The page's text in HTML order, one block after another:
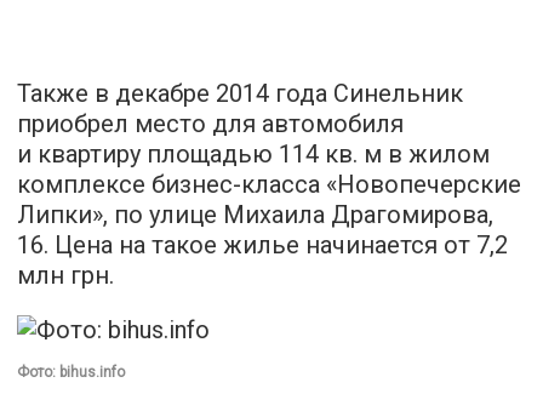
Также в декабре 2014 года Синельник
приобрел место для автомобиля
и квартиру площадью 114 кв. м в жилом
комплексе бизнес-класса «Новопечерские
Липки», по улице Михаила Драгомирова,
16. Цена на такое жилье начинается от 7,2
млн грн.
Фото: bihus.info